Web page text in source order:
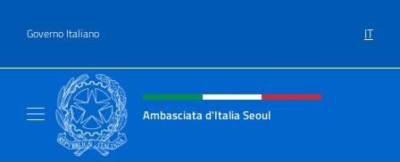
Governo Italiano IT
Intestazione sito, social e menù
Ambasciata d'Italia Seoul